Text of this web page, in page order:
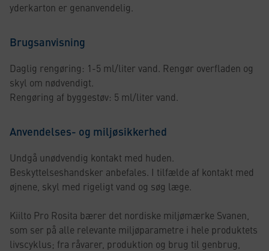
yderkarton er genanvendelig.
Brugsanvisning
Daglig rengøring: 1-5 ml/liter vand. Rengør overfladen og
skyl om nødvendigt.
Rengøring af byggestøv: 5 ml/liter vand.
Anvendelses- og miljøsikkerhed
Undgå unødvendig kontakt med huden.
Beskyttelseshandsker anbefales. I tilfælde af kontakt med
øjnene, skyl med rigeligt vand og søg læge.
Kiilto Pro Rosita bærer det nordiske miljømærke Svanen,
som ser på alle relevante miljøparametre i hele produktets
livscyklus; fra råvarer, produktion og brug til genbrug,